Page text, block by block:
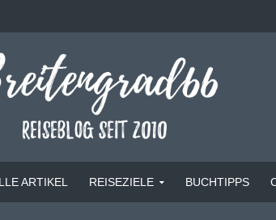
ARTIKEL REISEZIELE BUCHTIPPS